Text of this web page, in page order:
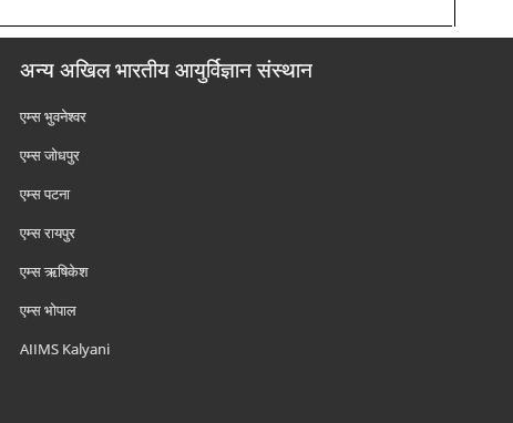
अन्य अखिल भारतीय आयुर्विज्ञान संस्थान
एम्‍स भुवनेश्वर
एम्‍स जोधपुर
एम्‍स पटना
एम्‍स रायपुर
एम्‍स ऋषिकेश
एम्‍स भोपाल
AIIMS Kalyani